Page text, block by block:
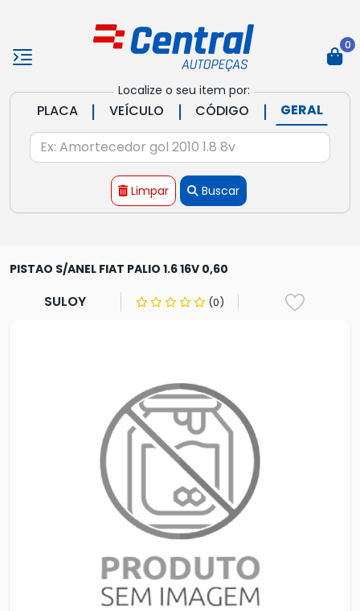
Localize o seu item por:
PLACA | VEÍCULO | CÓDIGO | GERAL
Limpar Buscar
0
PISTAO S/ANEL FIAT PALIO 1.6 16V 0,60
SULOY (0)